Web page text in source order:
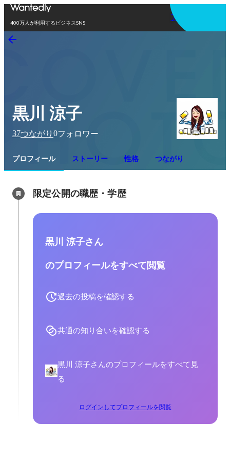
400万人が利用するビジネスSNS
アプリを使う
黒川 涼子
37つながり 0フォロワー
プロフィール ストーリー 性格 つながり
限定公開の職歴・学歴
黒川 涼子さん
のプロフィールをすべて閲覧
過去の投稿を確認する
共通の知り合いを確認する
黒川 涼子さんのプロフィールをすべて見
る
ログインしてプロフィールを閲覧